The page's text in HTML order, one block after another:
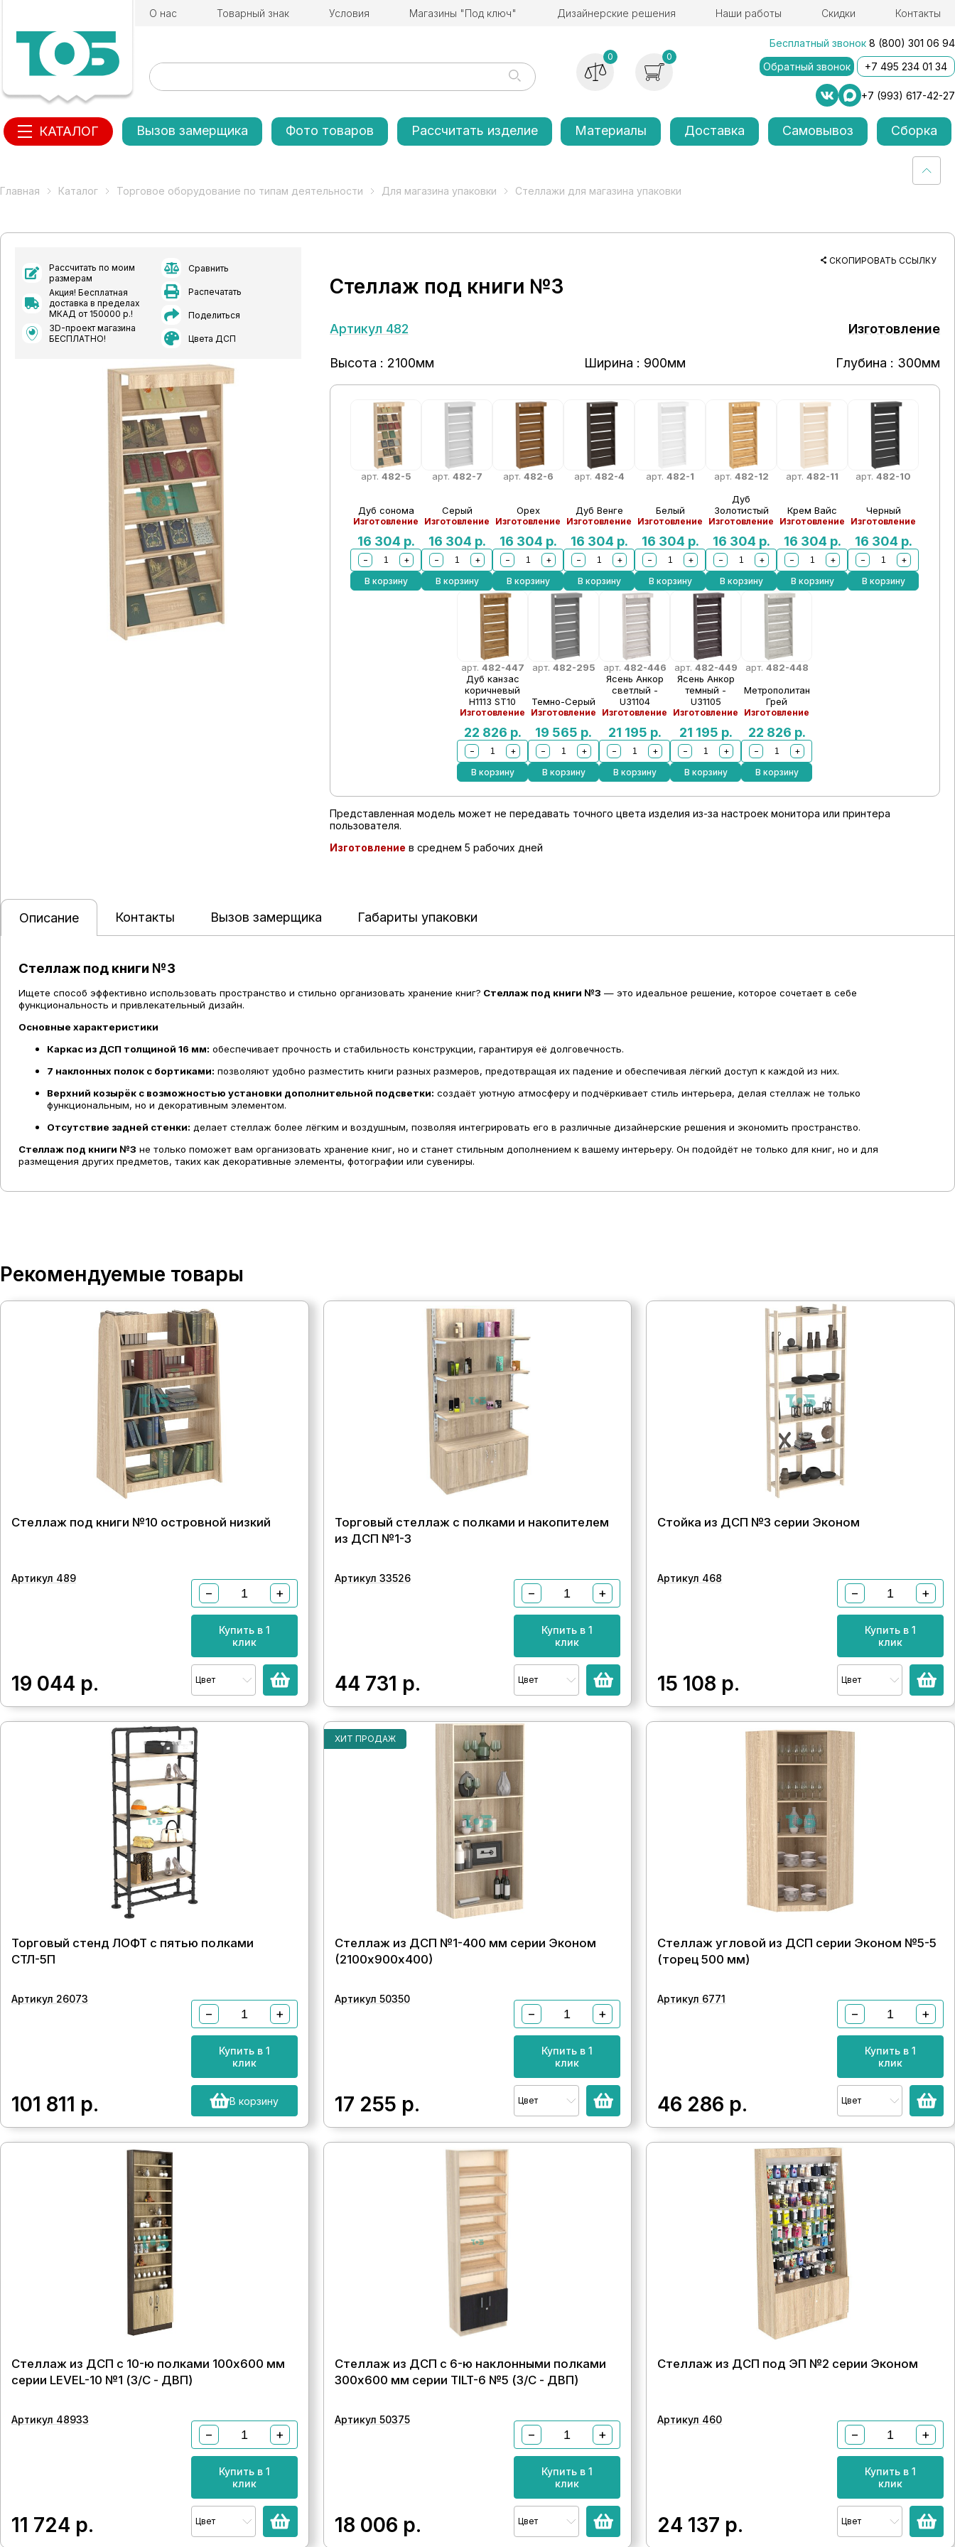
О нас Товарный знак Условия Магазины "Под ключ" Дизайнерские решения Наши работы Скидки Контакты
0 0
Бесплатный звонок 8 (800) 301 06 94
Обратный звонок
+7 495 234 01 34
+7 (993) 617-42-27
КАТАЛОГ Вызов замерщика Фото товаров Рассчитать изделие Материалы Доставка Самовывоз Сборка
Главная Каталог Торговое оборудование по типам деятельности Для магазина упаковки Стеллажи для магазина упаковки
Рассчитать по моим
размерам
Акция! Бесплатная
доставка в пределах
МКАД от 150000 р.!
3D-проект магазина
БЕСПЛАТНО!
Сравнить
Распечатать
Поделиться
Цвета ДСП
СКОПИРОВАТЬ ССЫЛКУ
Стеллаж под книги №3
Артикул 482 Изготовление
Высота : 2100мм Ширина : 900мм Глубина : 300мм
арт. 482-5
Дуб сонома
Изготовление
16 304 р.
−
+
В корзину
арт. 482-7
Серый
Изготовление
16 304 р.
−
+
В корзину
арт. 482-6
Орех
Изготовление
16 304 р.
−
+
В корзину
арт. 482-4
Дуб Венге
Изготовление
16 304 р.
−
+
В корзину
арт.482-1
Белый
Изготовление
16 304 р.
−
+
В корзину
арт. 482-12
Дуб
Золотистый
Изготовление
16 304 р.
−
+
В корзину
арт.482-11
Крем Вайс
Изготовление
16 304 р.
−
+
В корзину
арт.482-10
Черный
Изготовление
16 304 р.
−
+
В корзину
арт. 482-447
Дуб канзас
коричневый
Н1113 ST10
Изготовление
22 826 р.
−
+
В корзину
арт. 482-295
Темно-Серый
Изготовление
19 565 р.
−
+
В корзину
арт. 482-446
Ясень Анкор
светлый -
U31104
Изготовление
21 195 р.
−
+
В корзину
арт. 482-449
Ясень Анкор
темный -
U31105
Изготовление
21 195 р.
−
+
В корзину
арт. 482-448
Метрополитан
Грей
Изготовление
22 826 р.
−
+
В корзину
Представленная модель может не передавать точного цвета изделия из-за настроек монитора или принтера
пользователя.
Изготовление в среднем 5 рабочих дней
Описание Контакты Вызов замерщика Габариты упаковки
Стеллаж под книги №3
Ищете способ эффективно использовать пространство и стильно организовать хранение книг? Стеллаж под книги №3 — это идеальное решение, которое сочетает в себе
функциональность и привлекательный дизайн.
Основные характеристики
Каркас из ДСП толщиной 16 мм: обеспечивает прочность и стабильность конструкции, гарантируя её долговечность.
7 наклонных полок с бортиками: позволяют удобно разместить книги разных размеров, предотвращая их падение и обеспечивая лёгкий доступ к каждой из них.
Верхний козырёк с возможностью установки дополнительной подсветки: создаёт уютную атмосферу и подчёркивает стиль интерьера, делая стеллаж не только
функциональным, но и декоративным элементом.
Отсутствие задней стенки: делает стеллаж более лёгким и воздушным, позволяя интегрировать его в различные дизайнерские решения и экономить пространство.
Стеллаж под книги №3 не только поможет вам организовать хранение книг, но и станет стильным дополнением к вашему интерьеру. Он подойдёт не только для книг, но и для
размещения других предметов, таких как декоративные элементы, фотографии или сувениры.
Рекомендуемые товары
Стеллаж под книги №10 островной низкий
Артикул 489
19 044 р.
− +
Купить в 1
клик
Цвет
Торговый стеллаж с полками и накопителем
из ДСП №1-3
Артикул 33526
44 731 р.
− +
Купить в 1
клик
Цвет
Стойка из ДСП №3 серии Эконом
Артикул 468
15 108 р.
− +
Купить в 1
клик
Цвет
Торговый стенд ЛОФТ с пятью полками
СТЛ-5П
Артикул 26073
101 811 р.
− +
Купить в 1
клик
В корзину
ХИТ ПРОДАЖ
Стеллаж из ДСП №1-400 мм серии Эконом
(2100х900х400)
Артикул 50350
17 255 р.
− +
Купить в 1
клик
Цвет
Стеллаж угловой из ДСП серии Эконом №5-5
(торец 500 мм)
Артикул 6771
46 286 р.
− +
Купить в 1
клик
Цвет
Стеллаж из ДСП с 10-ю полками 100x600 мм
серии LEVEL-10 №1 (З/C - ДВП)
Артикул 48933
11 724 р.
− +
Купить в 1
клик
Цвет
Стеллаж из ДСП с 6-ю наклонными полками
300x600 мм серии TILT-6 №5 (З/C - ДВП)
Артикул 50375
18 006 р.
− +
Купить в 1
клик
Цвет
Стеллаж из ДСП под ЭП №2 серии Эконом
Артикул 460
24 137 р.
− +
Купить в 1
клик
Цвет